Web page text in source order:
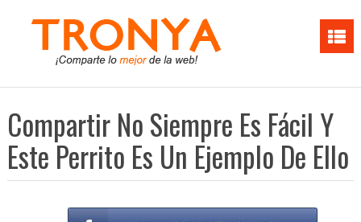
Compartir No Siempre Es Fácil Y
Este Perrito Es Un Ejemplo De Ello